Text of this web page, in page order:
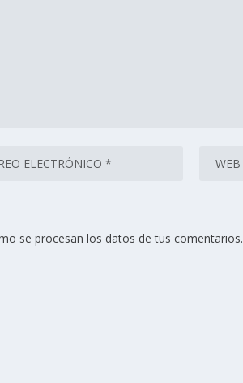
se procesan los datos de tus comentarios.